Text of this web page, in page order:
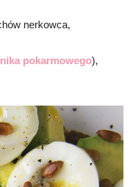
nerkowca,
pokarmowego),